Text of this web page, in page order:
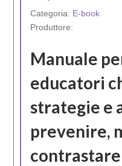
Categoria: E-book
Produttore:
Manuale
educatori
strategie e
prevenire,